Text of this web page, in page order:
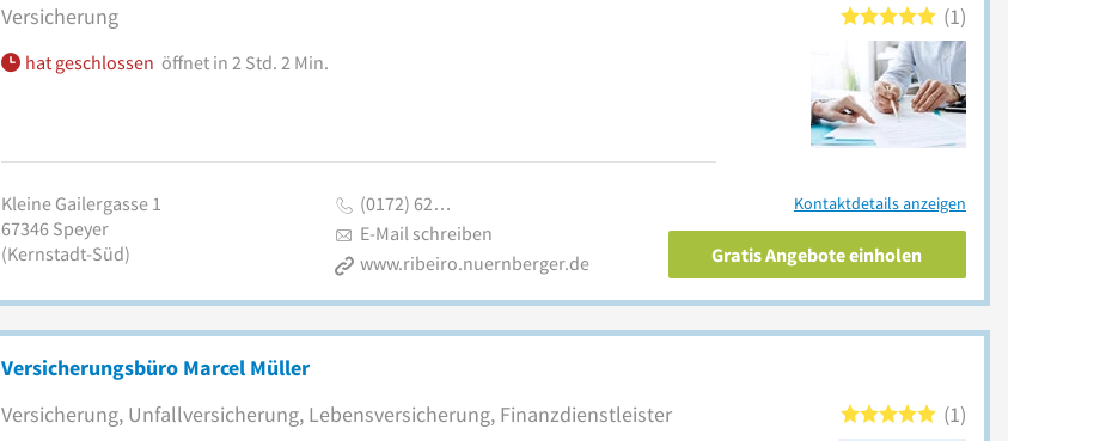
Versicherung
hat geschlossen öffnet in 2 Std. 2 Min.
1
Kleine Gailergasse 1
67346 Speyer
(Kernstadt-Süd)
(0172) 62…
E-Mail schreiben
www.ribeiro.nuernberger.de
Kontaktdetails anzeigen
Gratis Angebote einholen
Versicherungsbüro Marcel Müller
Versicherung, Unfallversicherung, Lebensversicherung, Finanzdienstleister
1